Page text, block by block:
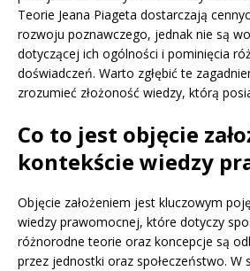
Teorie Jeana Piageta dostarczają
rozwoju poznawczego, jednak nie są
dotyczącej ich ogólności i pominięcia
doświadczeń. Warto zgłębić te
zrozumieć złożoność wiedzy, którą
Co to jest objęcie
kontekście wiedzy
Objęcie założeniem jest kluczowym
wiedzy prawomocnej, które dotyczy
różnorodne teorie oraz koncepcje są
przez jednostki oraz społeczeństwo. W